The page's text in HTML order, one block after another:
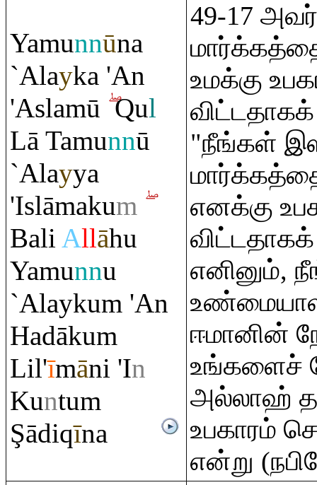
Yamunnūna
`Alayka 'An
'Aslamū Qul
Lā Tamunnū
`Alayya
'Islāmakum
Bali Allāhu
Yamunnu
`Alaykum 'An
Hadākum
Lil'īmāni 'In
Kuntum
Şādiqīna
49-17
உமக்கு
விட்டதாகக்
"நீங்கள்
எனக்கு
எனினும்,
ஈமானின்
உங்களைச்
அல்லாஹ்
உபகாரம்
என்று